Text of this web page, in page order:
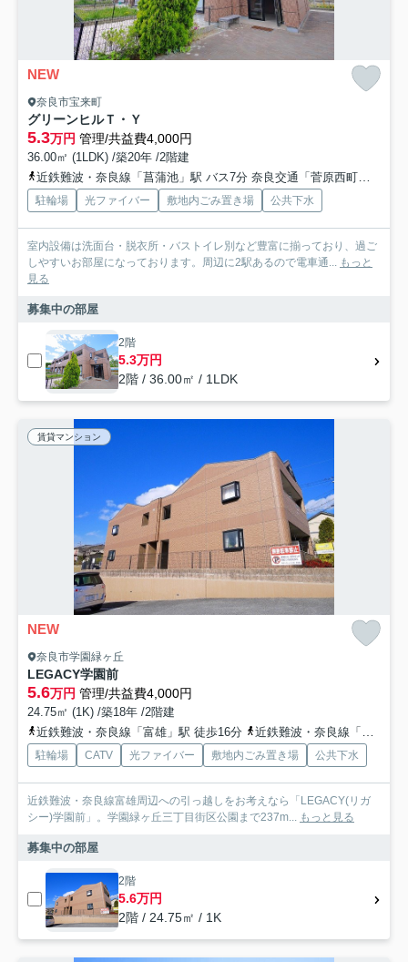
NEW
奈良市宝来町
グリーンヒルＴ・Ｙ
5.3万円 管理/共益費4,000円
36.00㎡ (1LDK) /築20年 /2階建
近鉄難波・奈良線「菖蒲池」駅 バス7分 奈良交通「菅原西町」 停歩5分
駐輪場 光ファイバー 敷地内ごみ置き場 公共下水
室内設備は洗面台・脱衣所・バストイレ別など豊富に揃っており、過ご
しやすいお部屋になっております。周辺に2駅あるので電車通...
もっと
見る
募集中の部屋
2階
5.3万円
2階 / 36.00㎡ / 1LDK
賃貸マンション
NEW
奈良市学園緑ヶ丘
LEGACY学園前
5.6万円 管理/共益費4,000円
24.75㎡ (1K) /築18年 /2階建
近鉄難波・奈良線「富雄」駅 徒歩16分
近鉄難波・奈良線「学園前」駅 徒歩12分
駐輪場 CATV 光ファイバー 敷地内ごみ置き場 公共下水
近鉄難波・奈良線富雄周辺への引っ越しをお考えなら「LEGACY(リガ
シー)学園前」。学園緑ヶ丘三丁目街区公園まで237m...
もっと見る
募集中の部屋
2階
5.6万円
2階 / 24.75㎡ / 1K